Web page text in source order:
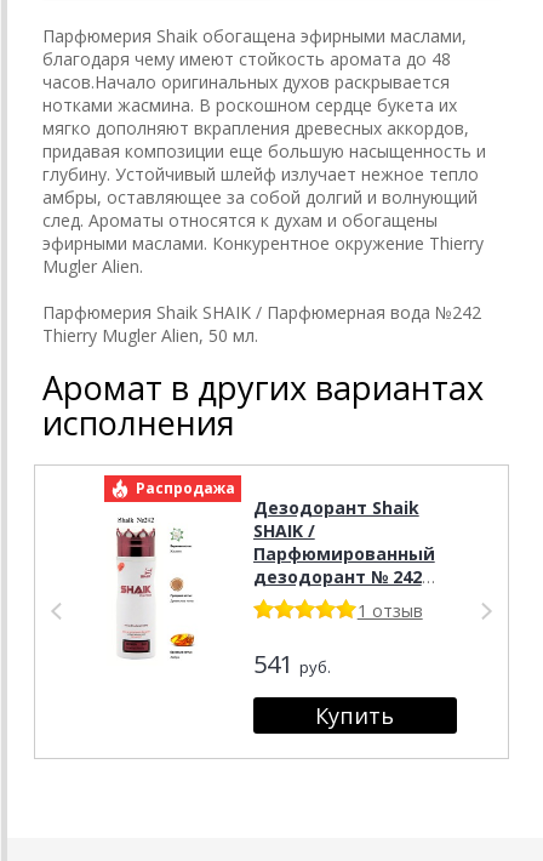
Парфюмерия Shaik обогащена эфирными маслами,
благодаря чему имеют стойкость аромата до 48
часов.Начало оригинальных духов раскрывается
нотками жасмина. В роскошном сердце букета их
мягко дополняют вкрапления древесных аккордов,
придавая композиции еще большую насыщенность и
глубину. Устойчивый шлейф излучает нежное тепло
амбры, оставляющее за собой долгий и волнующий
след. Ароматы относятся к духам и обогащены
эфирными маслами. Конкурентное окружение Thierry
Mugler Alien.
Парфюмерия Shaik SHAIK / Парфюмерная вода №242
Thierry Mugler Alien, 50 мл.
Аромат в других вариантах
исполнения
Распродажа
Дезодорант Shaik
SHAIK /
Парфюмированный
дезодорант № 242
Thierry Mugler Alien,
200 мл.
1 отзыв
541 руб.